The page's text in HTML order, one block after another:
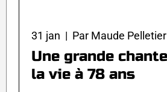
31 jan | Par Maude Pelletier
Une grande
la vie à 78 ans